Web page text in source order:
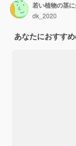
dk_2020
あなたにおすす